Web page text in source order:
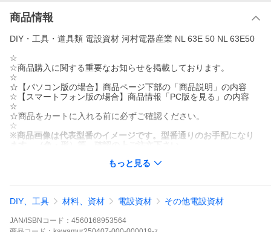
商品情報
DIY・工具・道具類 電設資材 河村電器産業 NL 63E 50 NL 63E50
☆
☆商品購入に関する重要なお知らせを掲載しております。
☆
☆【パソコン版の場合】商品ページ下部の「商品説明」の内容
☆【スマートフォン版の場合】商品情報「PC版を見る」の内容
☆
☆商品をカートに入れる前に必ずご確認ください。
☆
※商品画像は代表型番のイメージです。型番通りのお手配になり
用途：JIS協約形モジュール
もっと見る
DIY、工具 材料、資材 電設資材 その他電設資材
JAN/ISBNコード： 4560168953564